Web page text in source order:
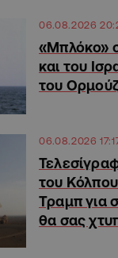
06.08.2026
«Μπλόκο»
και του
του Ορμούζ
06.08.2026
του
Τραμπ για
θα σας